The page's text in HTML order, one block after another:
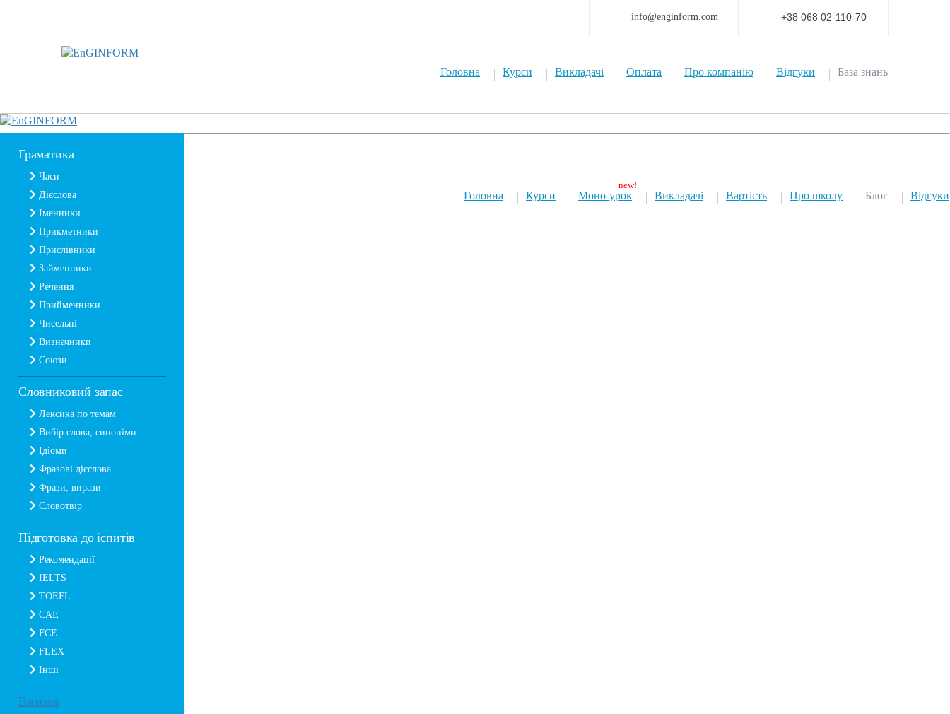
info@enginform.com +38 068 02-110-70
База знань
Відгуки
Про компанію
Оплата
Викладачі
Курси
Головна
Граматика
Часи
Дієслова
Іменники
Прикметники
Прислівники
Займенники
Речення
Прийменники
Чисельні
Визначники
Союзи
Словниковий запас
Лексика по темам
Вибір слова, синоніми
Ідіоми
Фразові дієслова
Фрази, вирази
Словотвір
Підготовка до іспитів
Рекомендації
IELTS
TOEFL
CAE
FCE
FLEX
Інші
Вимова
Відгуки
Блог
Про школу
Вартість
Викладачі
Моно-урок
Курси
Головна